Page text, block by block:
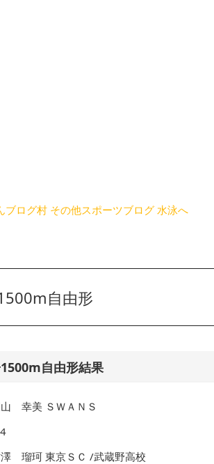
自由形
自由形結果
幸美 ＳＷＡＮＳ
瑠珂 東京ＳＣ /武蔵野高校